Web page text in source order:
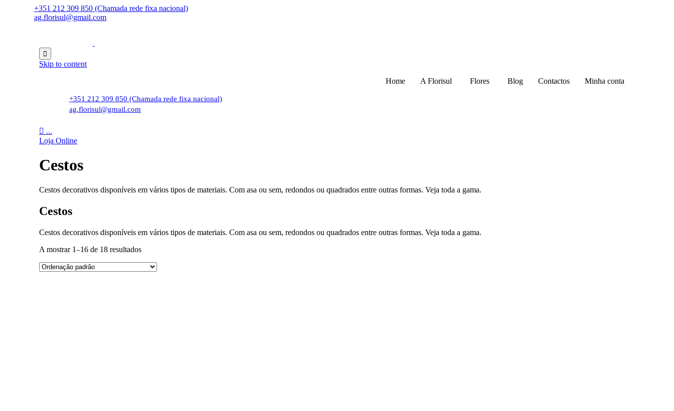
+351 212 309 850 (Chamada rede fixa nacional)
ag.florisul@gmail.com

Skip to content
Home
A Florisul Flores Blog Contactos Minha conta
+351 212 309 850 (Chamada rede fixa nacional)
ag.florisul@gmail.com
 ...
Loja Online
Cestos
Cestos decorativos disponíveis em vários tipos de materiais. Com asa ou sem, redondos ou quadrados entre outras formas. Veja toda a gama.
Cestos
Cestos decorativos disponíveis em vários tipos de materiais. Com asa ou sem, redondos ou quadrados entre outras formas. Veja toda a gama.
A mostrar 1–16 de 18 resultados